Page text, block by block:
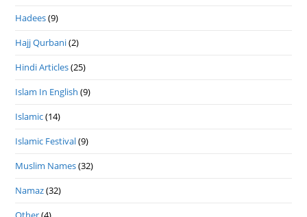
Hadees(9)
Hajj Qurbani(2)
Hindi Articles(25)
Islam In English (9)
Islamic(14)
Islamic Festival(9)
Muslim Names(32)
Namaz(32)